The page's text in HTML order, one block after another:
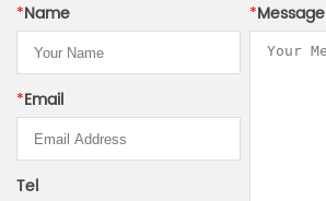
*Name
*Email
Tel
*Message